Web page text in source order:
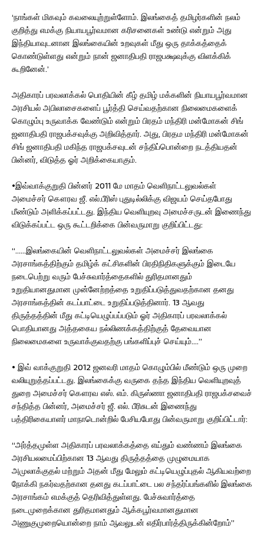
‘நாங்கள் மிகவும் கவலையுற்றுள்ளோம். இலங்கைத் தமிழர்களின் நலம்
குறித்து எமக்கு நியாயபூர்வமான கரிசனைகள் உண்டு என்றும் அது
இந்தியாவுடனான இலங்கையின் உறவுகள் மீது ஒரு தாக்கத்தைக்
கொண்டுள்ளது என்றும் நான் ஜனாதிபதி ராஜபக்ஷவுக்கு விளக்கிக்
கூறினேன்.’
அதிகாரப் பரவலாக்கல் பொதியின் கீழ் தமிழ் மக்களின் நியாயபூர்வமான
அரசியல் அபிலாசைகளைப் பூர்த்தி செய்வதற்கான நிலைமைகளைக்
கொழும்பு உருவாக்க வேண்டும் என்றும் பிரதம் மந்திரி மன்மோகன் சிங்
ஜனாதிபதி ராஜபக்சவுக்கு அறிவித்தார். அது, பிரதம மந்திரி மன்மோகன்
சிங் ஜனாதிபதி மகிந்த ராஜபக்சவுடன் சந்திப்பொன்றை நடத்தியதன்
பின்னர், விடுத்த ஓர் அறிக்கையாகும்.
•இவ்வாக்குறுதி பின்னர் 2011 மே மாதம் வெளிநாட்டலுவல்கள்
அமைச்சர் கௌரவ ஜீ. எல்.பீரிஸ் புதுடில்லிக்கு விஜயம் செய்தபோது
மீண்டும் அளிக்கப்பட்டது. இந்திய வெளியுறவு அமைச்சருடன் இணைந்து
விடுக்கப்பட்ட ஒரு கூட்டறிக்கை பின்வருமாறு குறிப்பிட்டது:
“……இலங்கையின் வெளிநாட்டலுவல்கள் அமைச்சர் இலங்கை
அரசாங்கத்திற்கும் தமிழ்க் கட்சிகளின் பிரதிநிதிகளுக்கும் இடையே
நடைபெற்று வரும் பேச்சுவார்த்தைகளில் துரிதமானதும்
உறுதியானதுமான முன்னேற்றத்தை உறுதிப்படுத்துவதற்கான தனது
அரசாங்கத்தின் கடப்பாட்டை உறுதிப்படுத்தினார். 13 ஆவது
திருத்தத்தின் மீது கட்டியெழுப்பப்படும் ஓர் அதிகாரப் பரவலாக்கல்
பொதியானது அத்தகைய நல்லிணக்கத்திற்குத் தேவையான
நிலைமைகளை உருவாக்குவதற்கு பங்களிப்புச் செய்யும்….”
• இவ் வாக்குறுதி 2012 ஜனவரி மாதம் கொழும்பில் மீண்டும் ஒரு முறை
வலியுறுத்தப்பட்டது. இலங்கைக்கு வருகை தந்த இந்திய வெளியுறவுத்
துறை அமைச்சர் கௌரவ எஸ். எம். கிருஸ்ணா ஜனாதிபதி ராஜபக்சவைச்
சந்தித்த பின்னர், அமைச்சர் ஜீ. எல். பீரிசுடன் இணைந்து
பத்திரிகையாளர் மாநாடொன்றில் பேசியபோது பின்வருமாறு குறிப்பிட்டார்:
“அர்த்தமுள்ள அதிகாரப் பரவலாக்கத்தை எய்தும் வண்ணம் இலங்கை
அரசியலமைப்பிற்கான 13 ஆவது திருத்தத்தை முழுமையாக
அமுலாக்குதல் மற்றும் அதன் மீது மேலும் கட்டியெழுப்புதல் ஆகியவற்றை
நோக்கி நகர்வதற்கான தனது கடப்பாட்டை பல சந்தர்ப்பங்களில் இலங்கை
அரசாங்கம் எமக்குத் தெரிவித்துள்ளது. பேச்சுவார்த்தை
நடைமுறைக்கான துரிதமானதும் ஆக்கபூர்வமானதுமான
அணுகுமுறையொன்றை நாம் ஆவலுடன் எதிர்பார்த்திருக்கின்றோம்”